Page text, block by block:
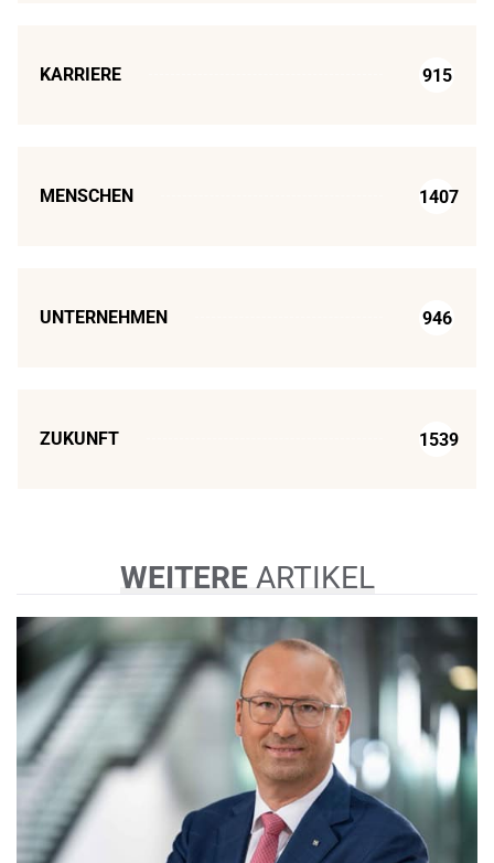
KARRIERE 915
MENSCHEN 1407
UNTERNEHMEN 946
ZUKUNFT 1539
WEITERE ARTIKEL